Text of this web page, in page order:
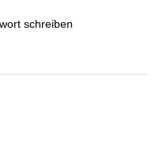
schreiben